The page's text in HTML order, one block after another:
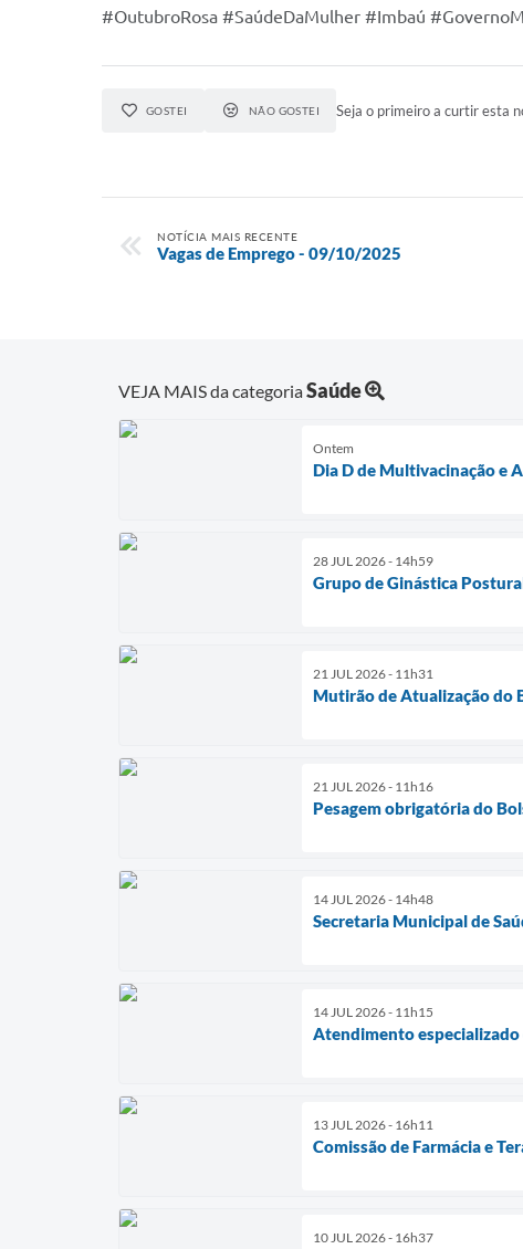
#OutubroRosa #SaúdeDaMulher #Imbaú
GOSTEI NÃO GOSTEI Seja o primeiro a curtir esta
NOTÍCIA MAIS RECENTE
Vagas de Emprego - 09/10/2025
VEJA MAIS da categoriaSaúde
Ontem
Dia D de Multivacinação e
28 JUL 2026 - 14h59
Grupo de Ginástica
21 JUL 2026 - 11h31
Mutirão de Atualização do
21 JUL 2026 - 11h16
Pesagem obrigatória do
14 JUL 2026 - 14h48
Secretaria Municipal de
14 JUL 2026 - 11h15
Atendimento especializado
13 JUL 2026 - 16h11
Comissão de Farmácia e
10 JUL 2026 - 16h37